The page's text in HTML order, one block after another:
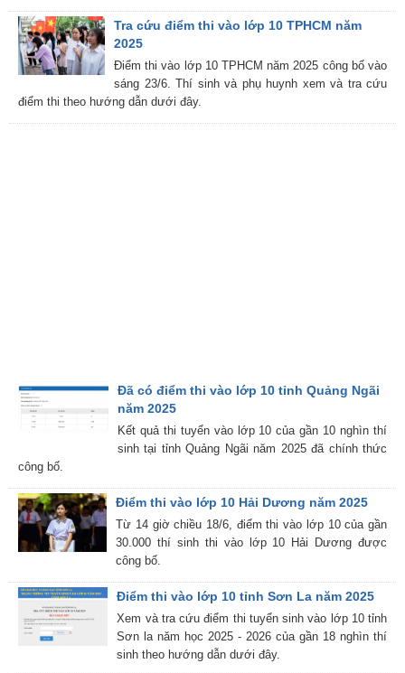
Tra cứu điểm thi vào lớp 10 TPHCM năm
2025
Điểm thi vào lớp 10 TPHCM năm 2025 công bố vào
sáng 23/6. Thí sinh và phụ huynh xem và tra cứu
điểm thi theo hướng dẫn dưới đây.
Đã có điểm thi vào lớp 10 tỉnh Quảng Ngãi
năm 2025
Kết quả thi tuyển vào lớp 10 của gần 10 nghìn thí
sinh tại tỉnh Quảng Ngãi năm 2025 đã chính thức
công bố.
Điểm thi vào lớp 10 Hải Dương năm 2025
Từ 14 giờ chiều 18/6, điểm thi vào lớp 10 của gần
30.000 thí sinh thi vào lớp 10 Hải Dương được
công bố.
Điểm thi vào lớp 10 tỉnh Sơn La năm 2025
Xem và tra cứu điểm thi tuyển sinh vào lớp 10 tỉnh
Sơn la năm học 2025 - 2026 của gần 18 nghìn thí
sinh theo hướng dẫn dưới đây.